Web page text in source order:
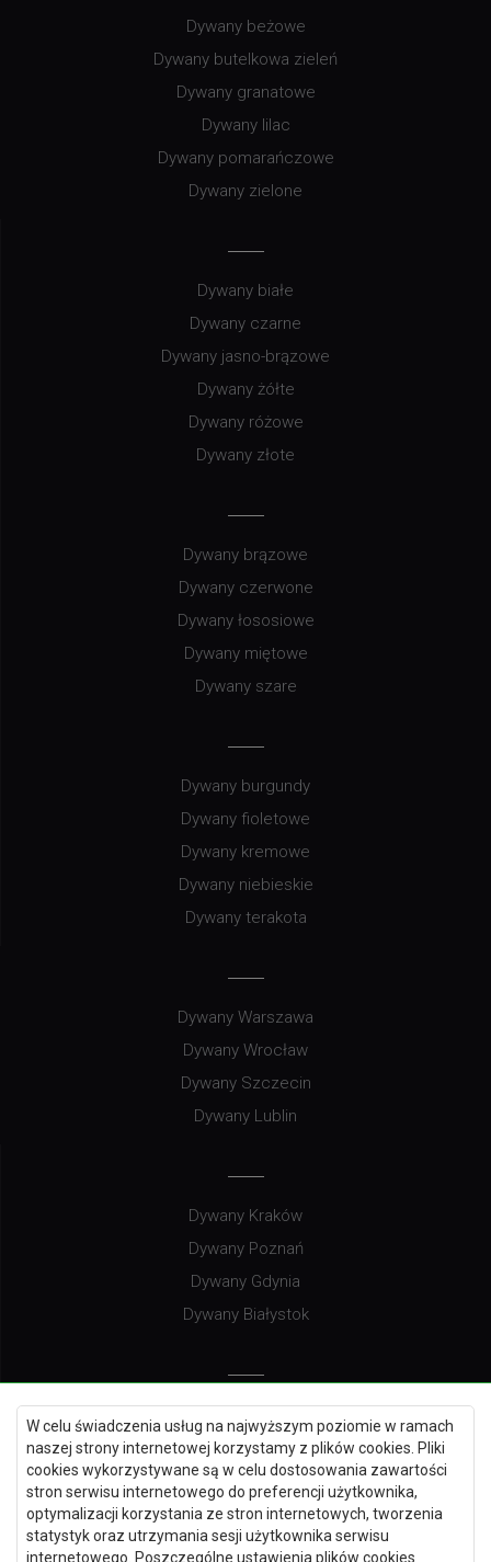
W celu świadczenia usług na najwyższym poziomie w ramach
naszej strony internetowej korzystamy z plików cookies. Pliki
cookies wykorzystywane są w celu dostosowania zawartości
stron serwisu internetowego do preferencji użytkownika,
optymalizacji korzystania ze stron internetowych, tworzenia
statystyk oraz utrzymania sesji użytkownika serwisu
internetowego. Poszczególne ustawienia plików cookies
Dywany beżowe
Dywany butelkowa zieleń
Dywany granatowe
Dywany lilac
Dywany pomarańczowe
Dywany zielone
Dywany białe
Dywany czarne
Dywany jasno-brązowe
Dywany żółte
Dywany różowe
Dywany złote
Dywany brązowe
Dywany czerwone
Dywany łososiowe
Dywany miętowe
Dywany szare
Dywany burgundy
Dywany fioletowe
Dywany kremowe
Dywany niebieskie
Dywany terakota
Dywany Warszawa
Dywany Wrocław
Dywany Szczecin
Dywany Lublin
Dywany Kraków
Dywany Poznań
Dywany Gdynia
Dywany Białystok
Dywany Gdańsk
Dywany Toruń
Dywany Bydgoszcz